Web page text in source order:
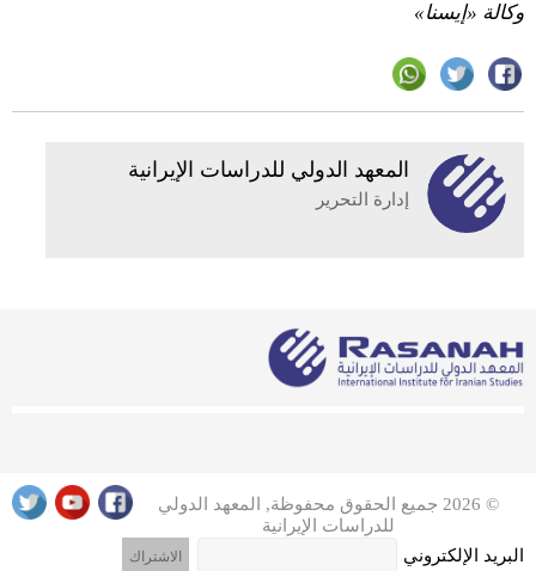
وكالة «إيسنا»
المعهد الدولي للدراسات الإيرانية
إدارة التحرير
البريد الإلكتروني
© 2026 جميع الحقوق محفوظة, المعهد الدولي
للدراسات الإيرانية